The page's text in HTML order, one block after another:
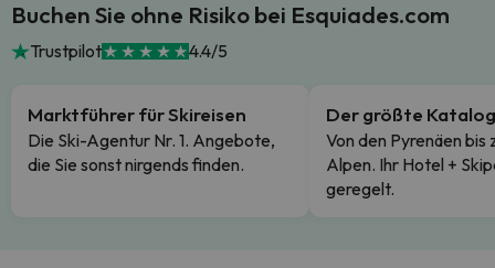
Buchen Sie ohne Risiko bei Esquiades.com
Trustpilot 4.4/5
Marktführer für Skireisen
Die Ski-Agentur Nr. 1. Angebote,
die Sie sonst nirgends finden.
Der größte Katalog
Von den Pyrenäen bis
Alpen. Ihr Hotel +
geregelt.